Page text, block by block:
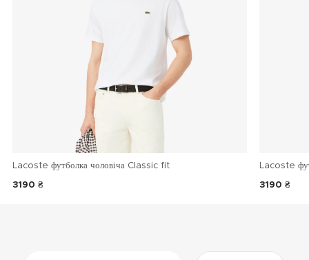
Lacoste футболка чоловіча Classic fit
3190 ₴
Lacoste
3190 ₴